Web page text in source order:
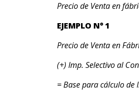
Precio de Venta en
EJEMPLO N° 1
Precio de Venta en
(+) Imp. Selectivo al
= Base para cálculo de